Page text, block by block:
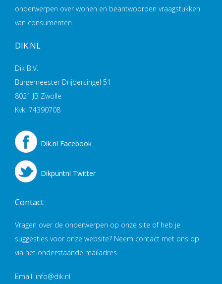
onderwerpen over wonen en beantwoorden vraagstukken
van consumenten.
DIK.NL
Dik B.V.
Burgemeester Drijbersingel 51
8021 JB Zwolle
Kvk: 74390708
Dik.nl Facebook
Dikpuntnl Twitter
Contact
Vragen over de onderwerpen op onze site of heb je
suggesties voor onze website? Neem contact met ons op
via het onderstaande mailadres.
Email: info@dik.nl